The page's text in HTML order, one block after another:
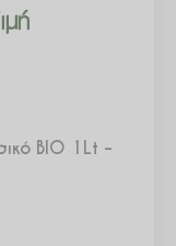
ΒΙΟ 1Lt –